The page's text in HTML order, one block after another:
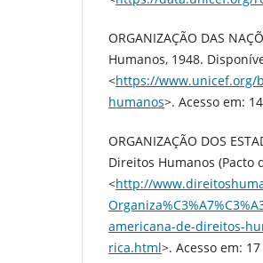
ORGANIZAÇÃO DAS
Humanos, 1948.
<https://www.unicef.org/
humanos>. Acesso em:
ORGANIZAÇÃO DOS
Direitos Humanos (Pacto
<http://
americana-de-direitos-
rica.html>. Acesso em: